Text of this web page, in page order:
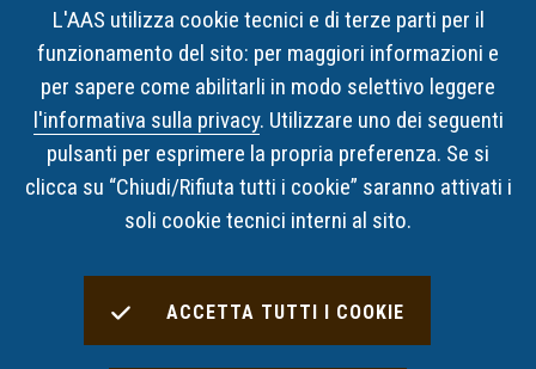
L'AAS utilizza cookie tecnici e di terze parti per il
funzionamento del sito: per maggiori informazioni e
per sapere come abilitarli in modo selettivo leggere
l'informativa sulla privacy. Utilizzare uno dei seguenti
pulsanti per esprimere la propria preferenza. Se si
clicca su “Chiudi/Rifiuta tutti i cookie” saranno attivati i
soli cookie tecnici interni al sito.
ACCETTA TUTTI I COOKIE
Home Cos’è l’AAS
Cos’è l’AAS
L’Arbitro Assicurativo (AAS) è un organismo
indipendente e imparziale a cui i cittadini e le imprese
gli intermediari assicurativi.